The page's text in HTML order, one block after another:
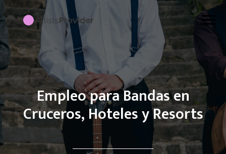
Empleo para Bandas en
Cruceros, Hoteles y Resorts